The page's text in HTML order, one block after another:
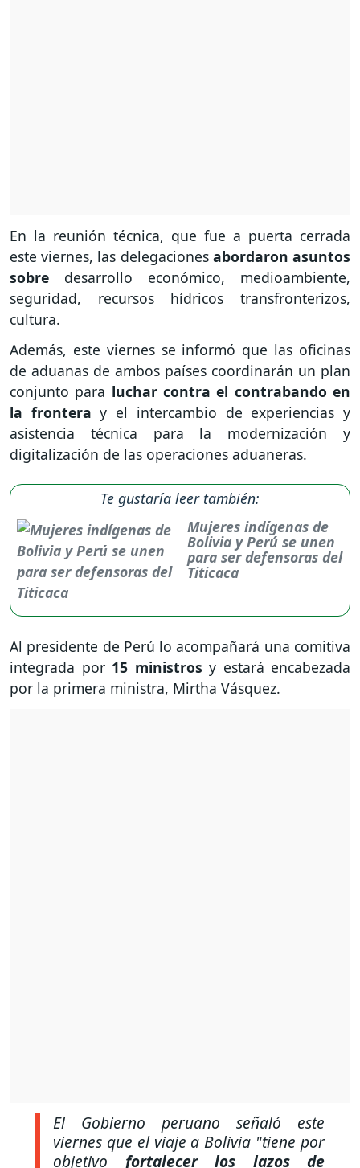
En la reunión técnica, que fue a puerta cerrada
este viernes, las delegaciones abordaron asuntos
sobre desarrollo económico, medioambiente,
seguridad, recursos hídricos transfronterizos,
cultura.
Además, este viernes se informó que las oficinas
de aduanas de ambos países coordinarán un plan
conjunto para luchar contra el contrabando en
la frontera y el intercambio de experiencias y
asistencia técnica para la modernización y
digitalización de las operaciones aduaneras.
Te gustaría leer también:
Mujeres indígenas de
Bolivia y Perú se unen
para ser defensoras del
Titicaca
Al presidente de Perú lo acompañará una comitiva
integrada por15 ministros y estará encabezada
por la primera ministra, Mirtha Vásquez.
El Gobierno peruano señaló este
viernes que el viaje a Bolivia "tiene por
objetivo fortalecer los lazos de